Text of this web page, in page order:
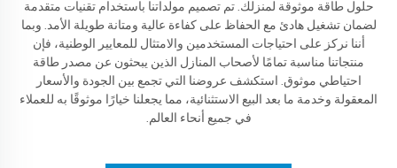
حلول طاقة موثوقة لمنزلك. تم تصميم مولداتنا باستخدام تقنيات متقدمة
لضمان تشغيل هادئ مع الحفاظ على كفاءة عالية ومتانة طويلة الأمد. وبما
أننا نركز على احتياجات المستخدمين والامتثال للمعايير الوطنية، فإن
منتجاتنا مناسبة تمامًا لأصحاب المنازل الذين يبحثون عن مصدر طاقة
احتياطي موثوق. استكشف عروضنا التي تجمع بين الجودة والأسعار
المعقولة وخدمة ما بعد البيع الاستثنائية، مما يجعلنا خيارًا موثوقًا به للعملاء
في جميع أنحاء العالم.